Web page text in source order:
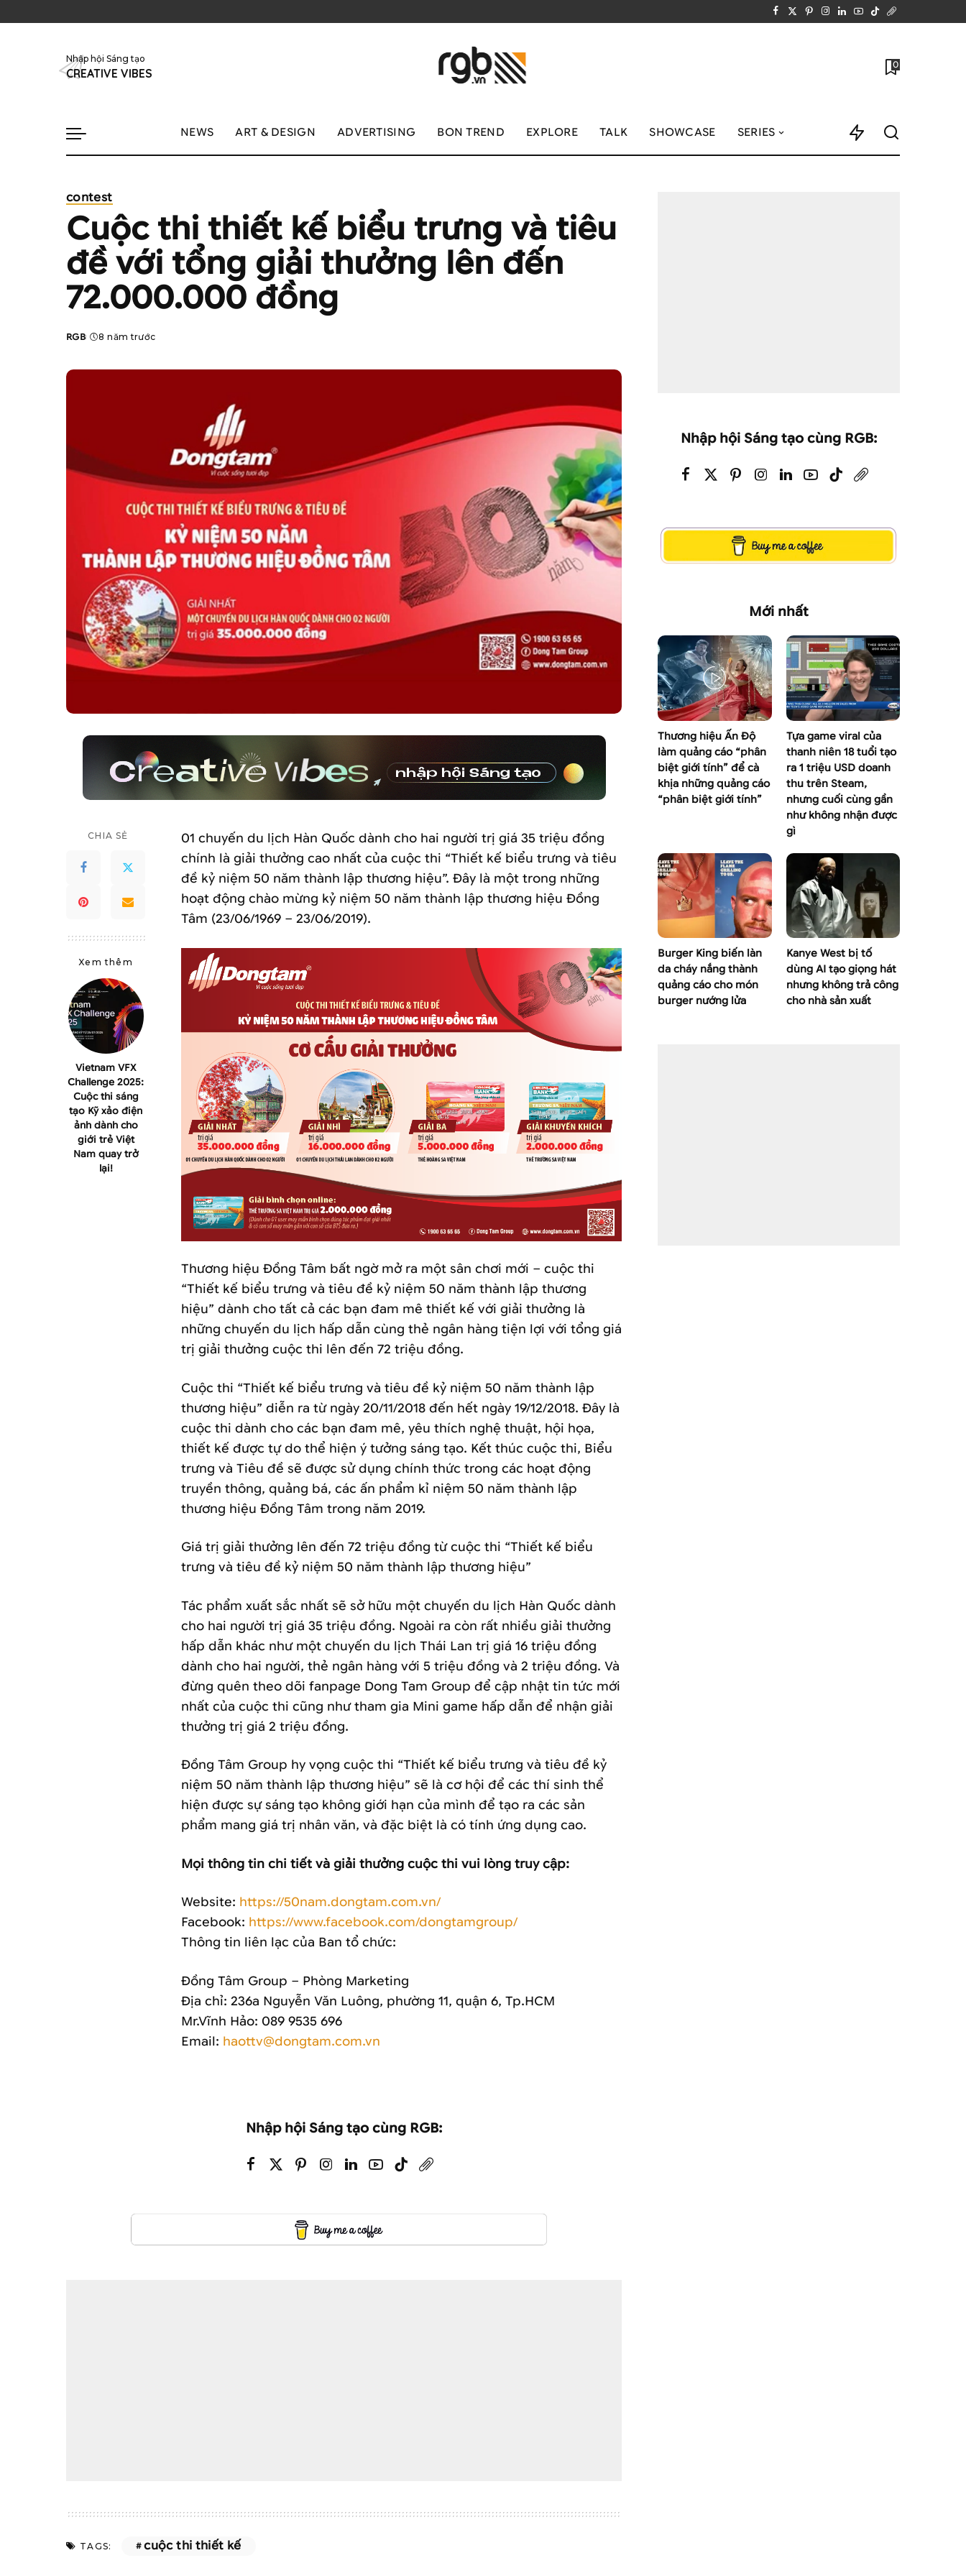
Nhập hội Sáng tạo
CREATIVE VIBES
0
NEWS ART & DESIGN ADVERTISING BON TREND EXPLORE TALK SHOWCASE SERIES
contest
Cuộc thi thiết kế biểu trưng và tiêu
đề với tổng giải thưởng lên đến
72.000.000 đồng
Posted
RGB 8 năm trước
CHIA SẺ
Xem thêm
Vietnam VFX
Challenge 2025:
Cuộc thi sáng
tạo Kỹ xảo điện
ảnh dành cho
giới trẻ Việt
Nam quay trở
lại!
01 chuyến du lịch Hàn Quốc dành cho hai người trị giá 35 triệu đồng
chính là giải thưởng cao nhất của cuộc thi “Thiết kế biểu trưng và tiêu
đề kỷ niệm 50 năm thành lập thương hiệu”. Đây là một trong những
hoạt động chào mừng kỷ niệm 50 năm thành lập thương hiệu Đồng
Tâm (23/06/1969 – 23/06/2019).
Thương hiệu Đồng Tâm bất ngờ mở ra một sân chơi mới – cuộc thi
“Thiết kế biểu trưng và tiêu đề kỷ niệm 50 năm thành lập thương
hiệu” dành cho tất cả các bạn đam mê thiết kế với giải thưởng là
những chuyến du lịch hấp dẫn cùng thẻ ngân hàng tiện lợi với tổng giá
trị giải thưởng cuộc thi lên đến 72 triệu đồng.
Cuộc thi “Thiết kế biểu trưng và tiêu đề kỷ niệm 50 năm thành lập
thương hiệu” diễn ra từ ngày 20/11/2018 đến hết ngày 19/12/2018. Đây là
cuộc thi dành cho các bạn đam mê, yêu thích nghệ thuật, hội họa,
thiết kế được tự do thể hiện ý tưởng sáng tạo. Kết thúc cuộc thi, Biểu
trưng và Tiêu đề sẽ được sử dụng chính thức trong các hoạt động
truyền thông, quảng bá, các ấn phẩm kỉ niệm 50 năm thành lập
thương hiệu Đồng Tâm trong năm 2019.
Giá trị giải thưởng lên đến 72 triệu đồng từ cuộc thi “Thiết kế biểu
trưng và tiêu đề kỷ niệm 50 năm thành lập thương hiệu”
Tác phẩm xuất sắc nhất sẽ sở hữu một chuyến du lịch Hàn Quốc dành
cho hai người trị giá 35 triệu đồng. Ngoài ra còn rất nhiều giải thưởng
hấp dẫn khác như một chuyến du lịch Thái Lan trị giá 16 triệu đồng
dành cho hai người, thẻ ngân hàng với 5 triệu đồng và 2 triệu đồng. Và
đừng quên theo dõi fanpage Dong Tam Group để cập nhật tin tức mới
nhất của cuộc thi cũng như tham gia Mini game hấp dẫn để nhận giải
thưởng trị giá 2 triệu đồng.
Đồng Tâm Group hy vọng cuộc thi “Thiết kế biểu trưng và tiêu đề kỷ
niệm 50 năm thành lập thương hiệu” sẽ là cơ hội để các thí sinh thể
hiện được sự sáng tạo không giới hạn của mình để tạo ra các sản
phẩm mang giá trị nhân văn, và đặc biệt là có tính ứng dụng cao.
Mọi thông tin chi tiết và giải thưởng cuộc thi vui lòng truy cập:
Website: https://50nam.dongtam.com.vn/
Facebook: https://www.facebook.com/dongtamgroup/
Thông tin liên lạc của Ban tổ chức:
Đồng Tâm Group – Phòng Marketing
Địa chỉ: 236a Nguyễn Văn Luông, phường 11, quận 6, Tp.HCM
Mr.Vĩnh Hảo: 089 9535 696
Email: haottv@dongtam.com.vn
Nhập hội Sáng tạo cùng RGB:
TAGS: cuộc thi thiết kế
Nhập hội Sáng tạo cùng RGB:
Mới nhất
Thương hiệu Ấn Độ
làm quảng cáo “phân
biệt giới tính” để cà
khịa những quảng cáo
“phân biệt giới tính”
Tựa game viral của
thanh niên 18 tuổi tạo
ra 1 triệu USD doanh
thu trên Steam,
nhưng cuối cùng gần
như không nhận được
gì
Burger King biến làn
da cháy nắng thành
quảng cáo cho món
burger nướng lửa
Kanye West bị tố
dùng AI tạo giọng hát
nhưng không trả công
cho nhà sản xuất